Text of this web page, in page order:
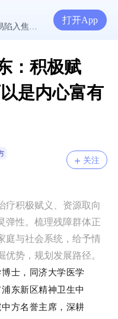
助
打开App
：积极赋
是内心富有
关注
疗积极赋义、资源取向
弹性。梳理残障群体正
庭与社会系统，给予情
势，规划发展路径。
士，同济大学医学
东新区精神卫生中
方名誉主席，深耕